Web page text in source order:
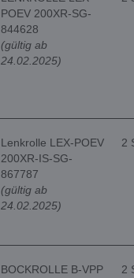
POEV 200XR-SG-
844628
(gültig ab
24.02.2025)
Lenkrolle LEX-POEV
200XR-IS-SG-
867787
(gültig ab
24.02.2025)
2
BOCKROLLE B-VPP
2